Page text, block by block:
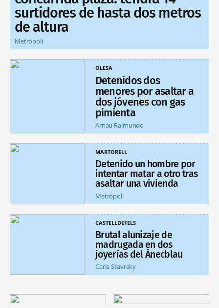
surtidores de hasta dos metros
de altura
Metrópoli
OLESA
Detenidos dos
menores por asaltar a
dos jóvenes con gas
pimienta
Arnau Raimundo
MARTORELL
Detenido un hombre por
intentar matar a otro tras
asaltar una vivienda
Metrópoli
CASTELLDEFELS
Brutal alunizaje de
madrugada en dos
joyerías del Ànecblau
Carla Stavraky